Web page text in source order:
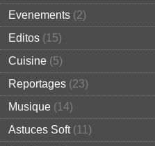
Evenements (2)
Editos (15)
Cuisine (5)
Reportages (23)
Musique (14)
Astuces Soft(11)